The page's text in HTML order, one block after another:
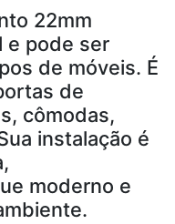
22mm
e pode ser
de móveis. É
de
cômodas,
instalação é
moderno e